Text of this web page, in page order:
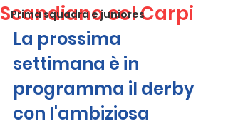
Prima squadra e juniores
Scandiano col Carpi
La prossima
settimana è in
programma il derby
con l'ambiziosa